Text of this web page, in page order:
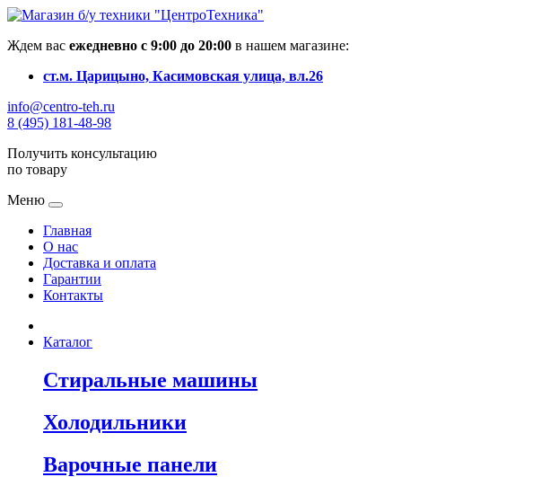
Ждем вас ежедневно с 9:00 до 20:00 в нашем магазине:
ст.м. Царицыно, Касимовская улица, вл.26
info@centro-teh.ru
8 (495) 181-48-98
Получить консультацию
по товару
Меню
Главная
О нас
Доставка и оплата
Гарантии
Контакты
Каталог
Стиральные машины
Холодильники
Варочные панели